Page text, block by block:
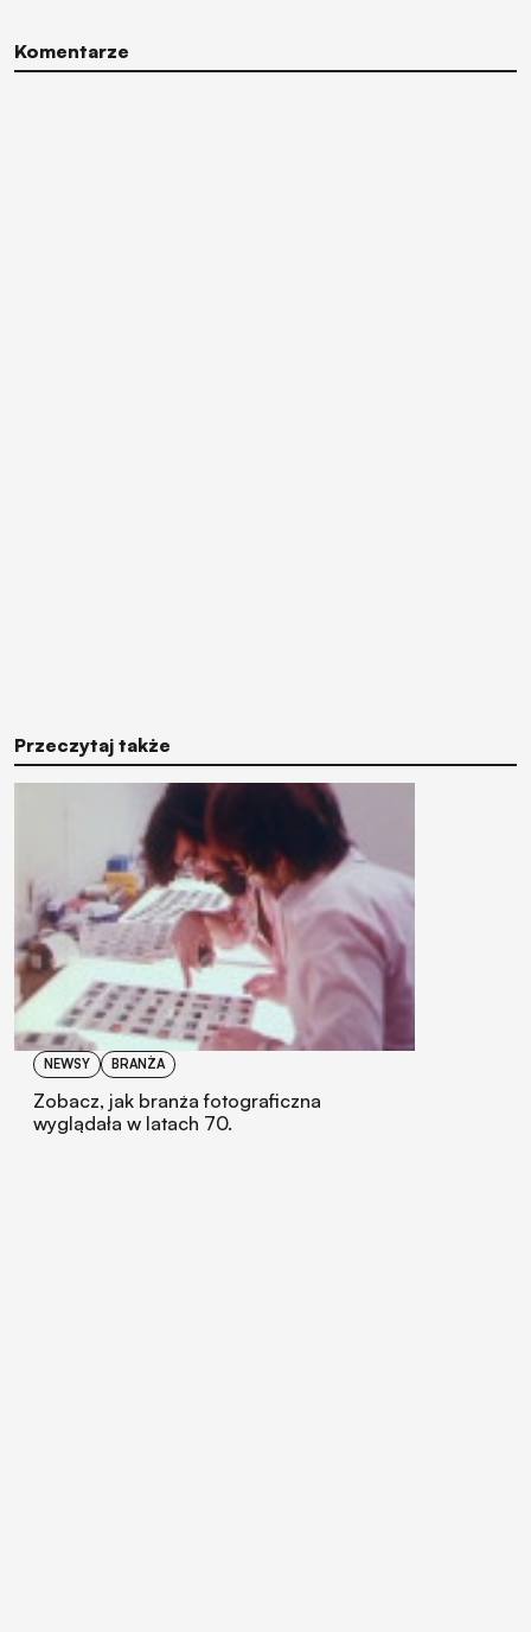
Komentarze
Przeczytaj także
NEWSY BRANŻA
Zobacz, jak branża fotograficzna
wyglądała w latach 70.